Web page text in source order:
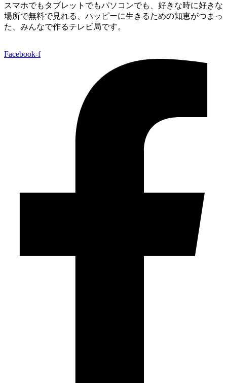
スマホでもタブレットでもパソコンでも、好きな時に好きな
場所で無料で見れる、 ハッピーに生きるための知恵がつまっ
た、みんなで作るテレビ局です。
Facebook-f